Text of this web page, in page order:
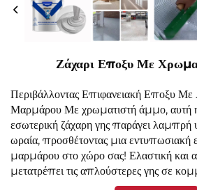
Ζάχαρι Εποξυ Με
Περιβάλλοντας Επιφανειακή Εποξυ
Μαρμάρου Με χρωματιστή άμμο, αυτή
εσωτερική ζάχαρη γης παράγει λαμπρή
ωραία, προσθέτοντας μια εντυπωσιακή
μαρμάρου στο χώρο σας! Ελαστική και
μετατρέπει τις απλούστερες γης σε